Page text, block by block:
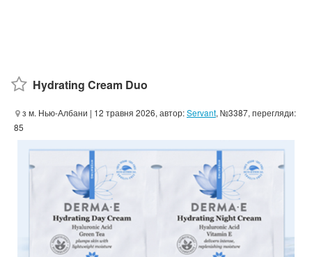
Hydrating Cream Duo
з м. Нью-Албани | 12 травня 2026, автор:Servant, №3387, перегляди:
85